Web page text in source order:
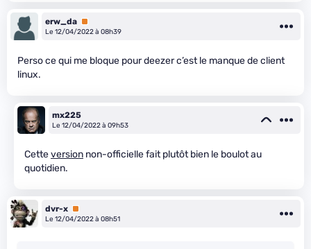
erw_da Premium
Le 12/04/2022 à 08h39
Perso ce qui me bloque pour deezer c’est le manque de client
linux.
mx225
Le 12/04/2022 à 09h53
Cetteversion non-officielle fait plutôt bien le boulot au
quotidien.
dvr-x Premium
Le 12/04/2022 à 08h51